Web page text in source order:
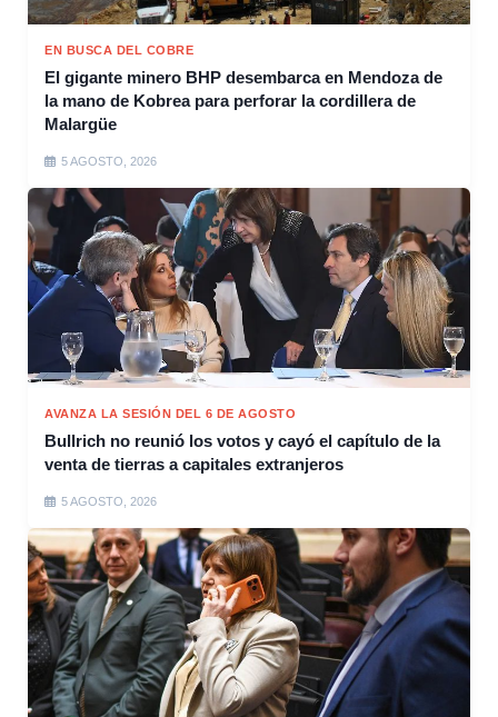
EN BUSCA DEL COBRE
El gigante minero BHP desembarca en Mendoza de
la mano de Kobrea para perforar la cordillera de
Malargüe
5 AGOSTO, 2026
AVANZA LA SESIÓN DEL 6 DE AGOSTO
Bullrich no reunió los votos y cayó el capítulo de la
venta de tierras a capitales extranjeros
5 AGOSTO, 2026